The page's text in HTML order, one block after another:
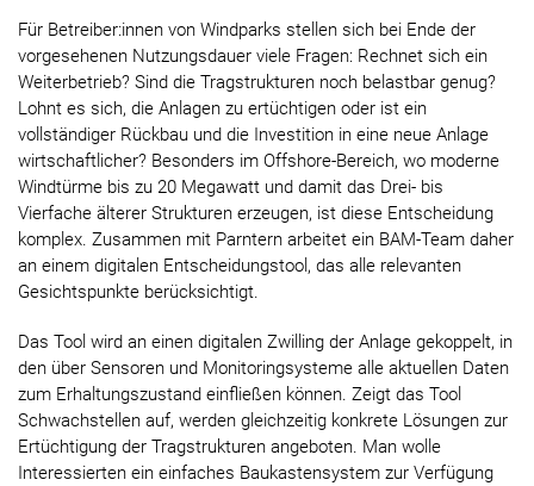
Für Betreiber:innen von Windparks stellen sich bei Ende der
vorgesehenen Nutzungsdauer viele Fragen: Rechnet sich ein
Weiterbetrieb? Sind die Tragstrukturen noch belastbar genug?
Lohnt es sich, die Anlagen zu ertüchtigen oder ist ein
vollständiger Rückbau und die Investition in eine neue Anlage
wirtschaftlicher? Besonders im Offshore-Bereich, wo moderne
Windtürme bis zu 20 Megawatt und damit das Drei- bis
Vierfache älterer Strukturen erzeugen, ist diese Entscheidung
komplex. Zusammen mit Parntern arbeitet ein BAM-Team daher
an einem digitalen Entscheidungstool, das alle relevanten
Gesichtspunkte berücksichtigt.
Das Tool wird an einen digitalen Zwilling der Anlage gekoppelt, in
den über Sensoren und Monitoringsysteme alle aktuellen Daten
zum Erhaltungszustand einfließen können. Zeigt das Tool
Schwachstellen auf, werden gleichzeitig konkrete Lösungen zur
Ertüchtigung der Tragstrukturen angeboten. Man wolle
Interessierten ein einfaches Baukastensystem zur Verfügung